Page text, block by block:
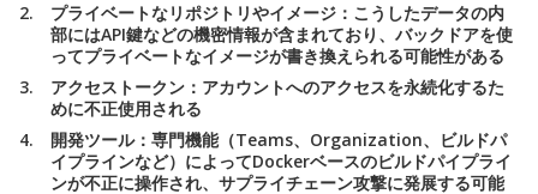
プライベートなリポジトリやイメージ：こうしたデータの内
部にはAPI鍵などの機密情報が含まれており、バックドアを使
ってプライベートなイメージが書き換えられる可能性がある
アクセストークン：アカウントへのアクセスを永続化するた
めに不正使用される
開発ツール：専門機能（Teams、Organization、ビルドパ
イプラインなど）によってDockerベースのビルドパイプライ
ンが不正に操作され、サプライチェーン攻撃に発展する可能